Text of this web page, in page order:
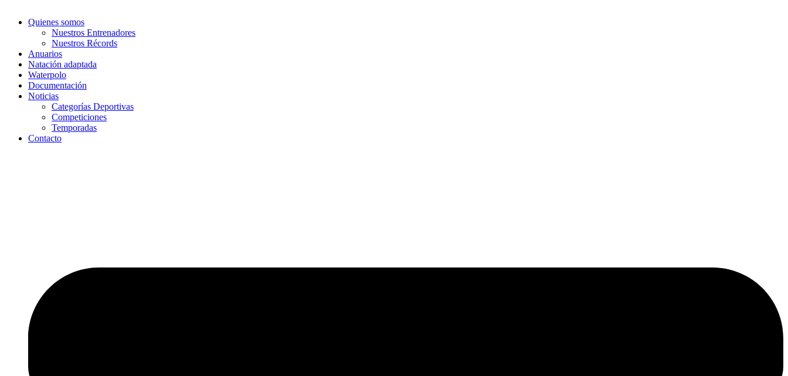
Quienes somos
Nuestros Entrenadores
Nuestros Récords
Anuarios
Natación adaptada
Waterpolo
Documentación
Noticias
Categorías Deportivas
Competiciones
Temporadas
Contacto